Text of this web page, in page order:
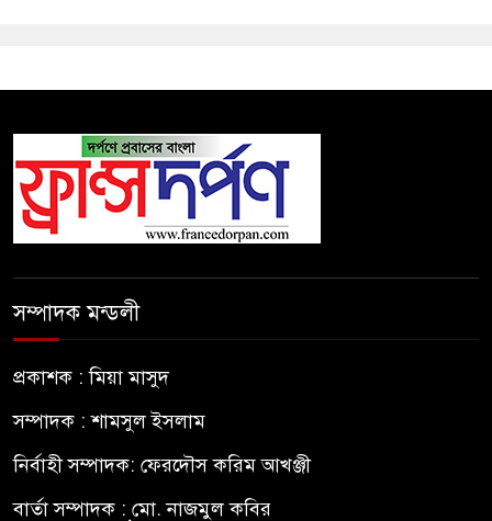
সম্পাদক মন্ডলী
প্রকাশক : মিয়া মাসুদ
সম্পাদক : শামসুল ইসলাম
নির্বাহী সম্পাদক: ফেরদৌস করিম আখঞ্জী
বার্তা সম্পাদক : মো. নাজমুল কবির